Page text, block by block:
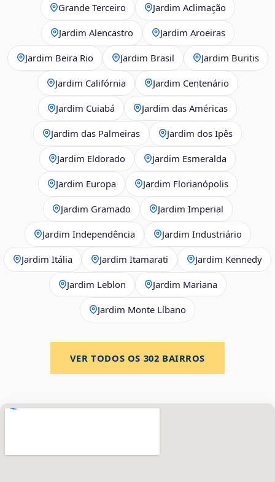
Grande Terceiro Jardim Aclimação
Jardim Alencastro Jardim Aroeiras
Jardim Beira Rio Jardim Brasil Jardim Buritis
Jardim Califórnia Jardim Centenário
Jardim Cuiabá Jardim das Américas
Jardim das Palmeiras Jardim dos Ipês
Jardim Eldorado Jardim Esmeralda
Jardim Europa Jardim Florianópolis
Jardim Gramado Jardim Imperial
Jardim Independência Jardim Industriário
Jardim Itália Jardim Itamarati Jardim Kennedy
Jardim Leblon Jardim Mariana
Jardim Monte Líbano
VER TODOS OS 302 BAIRROS